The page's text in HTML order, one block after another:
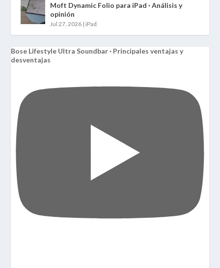
Moft Dynamic Folio para iPad · Análisis y
opinión
Jul 27, 2026 | iPad
Bose Lifestyle Ultra Soundbar · Principales ventajas y
desventajas